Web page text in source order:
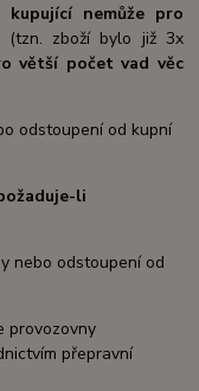
nemůže pro
(tzn. zboží bylo již 3x
větší počet vad věc
odstoupení od kupní
li
nebo odstoupení od
provozovny
přepravní